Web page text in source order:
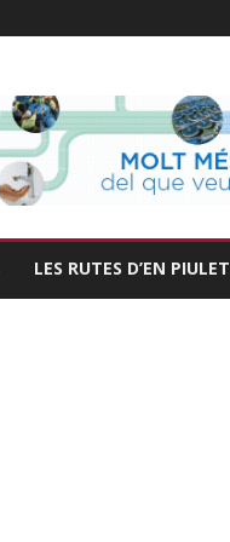
LES RUTES D’EN PIULET